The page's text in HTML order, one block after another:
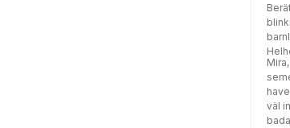
väl